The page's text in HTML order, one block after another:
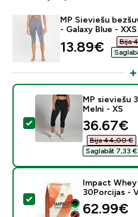
MP Sieviešu
- Galaxy Blue - XXS
discounted
13.89€‎
Bija
Atlasīt šo produktu -
MP sieviešu
Melni - XS
36.67€‎
Bija 44,00 €‎
Saglabāt 7,33 €‎
Atlasīt šo produktu -
Impact
30Porcijas -
62.99€‎